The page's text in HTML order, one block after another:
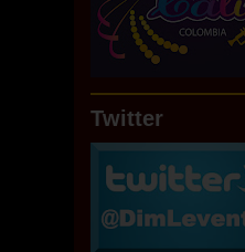
Twitter